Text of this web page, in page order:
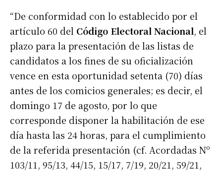
“De conformidad con lo establecido por el
artículo 60 del Código Electoral Nacional, el
plazo para la presentación de las listas de
candidatos a los fines de su oficialización
vence en esta oportunidad setenta (70) días
antes de los comicios generales; es decir, el
domingo 17 de agosto, por lo que
corresponde disponer la habilitación de ese
día hasta las 24 horas, para el cumplimiento
de la referida presentación (cf. Acordadas Nº
103/11, 95/13, 44/15, 15/17, 7/19, 20/21, 59/21,